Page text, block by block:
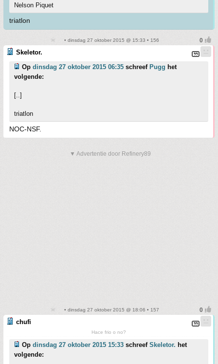
Nelson Piquet
triatlon
• dinsdag 27 oktober 2015 @ 15:33 • 156
Skeletor.
Op dinsdag 27 oktober 2015 06:35 schreef Pugg het
volgende:
[..]
triatlon
NOC-NSF.
▼ Advertentie door Refinery89
• dinsdag 27 oktober 2015 @ 18:06 • 157
chufi
Hace frio o no?
Op dinsdag 27 oktober 2015 15:33 schreef Skeletor. het
volgende: